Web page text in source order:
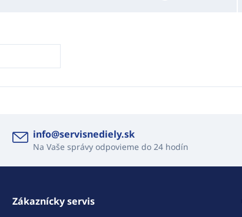
info@servisnediely.sk
Na Vaše správy odpovieme do 24 hodín
Zákaznícky servis